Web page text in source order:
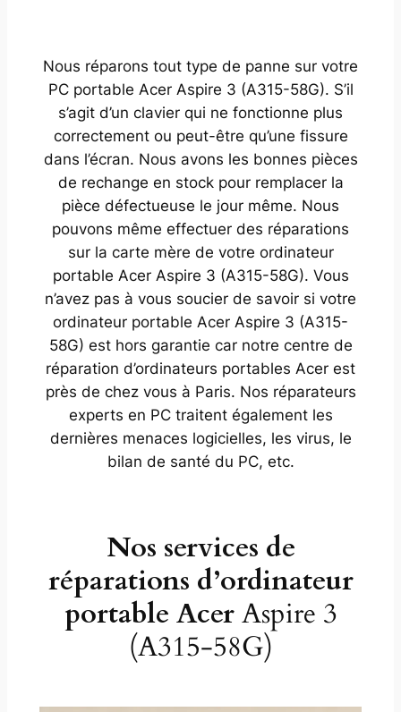
Nous réparons tout type de panne sur votre
PC portable Acer Aspire 3 (A315-58G). S’il
s’agit d’un clavier qui ne fonctionne plus
correctement ou peut-être qu’une fissure
dans l’écran. Nous avons les bonnes pièces
de rechange en stock pour remplacer la
pièce défectueuse le jour même. Nous
pouvons même effectuer des réparations
sur la carte mère de votre ordinateur
portable Acer Aspire 3 (A315-58G). Vous
n’avez pas à vous soucier de savoir si votre
ordinateur portable Acer Aspire 3 (A315-
58G) est hors garantie car notre centre de
réparation d’ordinateurs portables Acer est
près de chez vous à Paris. Nos réparateurs
experts en PC traitent également les
dernières menaces logicielles, les virus, le
bilan de santé du PC, etc.
Nos services de
réparations d’ordinateur
portable AcerAspire 3
(A315-58G)